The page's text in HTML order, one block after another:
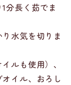
分長く茹でま
水気を切りま
ルも使用）、
イル、おろし